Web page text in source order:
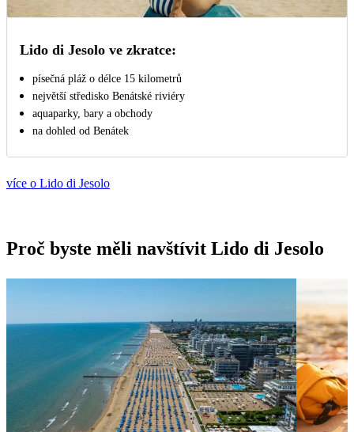
Lido di Jesolo ve zkratce:
písečná pláž o délce 15 kilometrů
největší středisko Benátské riviéry
aquaparky, bary a obchody
na dohled od Benátek
více o Lido di Jesolo
Proč byste měli navštívit Lido di Jesolo